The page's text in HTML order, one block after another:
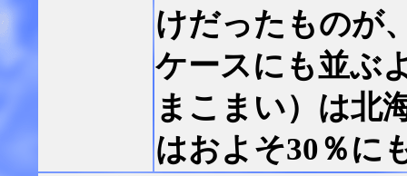
けだったものが
ケースにも並ぶ
まこまい）は北
はおよそ30％に